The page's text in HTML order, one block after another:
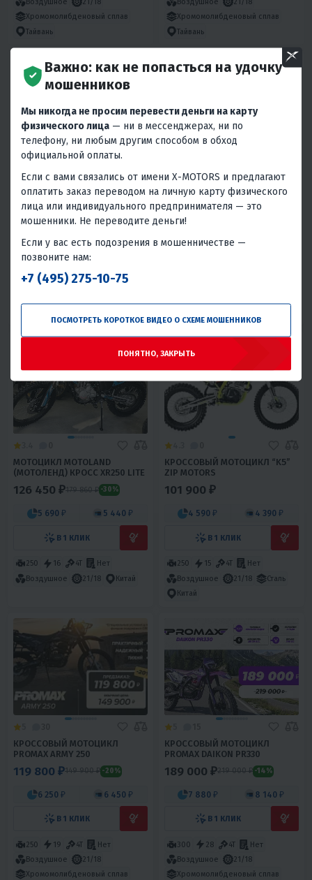
Воздушное
21/18
Хромомолибденовый сплав
Тайвань
Воздушное
21/18
Хромомолибденовый сплав
Тайвань
МОТОЦИКЛ MINSK X 250
ENDURO M1NSK
161 000 ₽
В 1 КЛИК
225 16.5 4T
Да
МОТОЦИКЛ RACER RC250GY-C2
PANTHER
135 000 ₽169 890 ₽ -21%
МОТОЦИКЛ MOTOLAND
(МОТОЛЕНД) КРОСС XR250 LITE
126 450 ₽179 860 ₽ -30%
5 690 ₽ 5 440 ₽
В 1 КЛИК
250 16 4T
Нет
Воздушное
21/18 Китай
КРОССОВЫЙ МОТОЦИКЛ “K5”
ZIP MOTORS
101 900 ₽
4 590 ₽ 4 390 ₽
В 1 КЛИК
250 15 4T
Нет
Воздушное
21/18
Сталь
Китай
КРОССОВЫЙ МОТОЦИКЛ
PROMAX ARMY 250
119 800 ₽149 900 ₽ -20%
6 250 ₽ 6 450 ₽
В 1 КЛИК
250 19 4T
Нет
Воздушное
21/18
Хромомолибденовый сплав
КРОССОВЫЙ МОТОЦИКЛ
PROMAX DAIKON PR330
189 000 ₽219 000 ₽ -14%
7 880 ₽ 8 140 ₽
В 1 КЛИК
300 28 4T
Нет
Воздушное
21/18
Хромомолибденовый сплав
Важно: как не попасться на удочку
мошенников
Мы никогда не просим перевести деньги на карту
физического лица — ни в мессенджерах, ни по
телефону, ни любым другим способом в обход
официальной оплаты.
Если с вами связались от имени X-MOTORS и предлагают
оплатить заказ переводом на личную карту физического
лица или индивидуального предпринимателя — это
мошенники. Не переводите деньги!
Если у вас есть подозрения в мошенничестве —
позвоните нам:
+7 (495) 275-10-75
ПОСМОТРЕТЬ КОРОТКОЕ ВИДЕО О СХЕМЕ МОШЕННИКОВ
ПОНЯТНО, ЗАКРЫТЬ